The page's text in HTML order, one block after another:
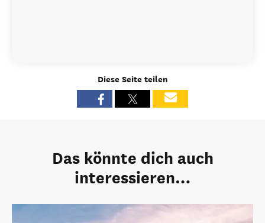
Diese Seite teilen
Das könnte dich auch
interessieren…